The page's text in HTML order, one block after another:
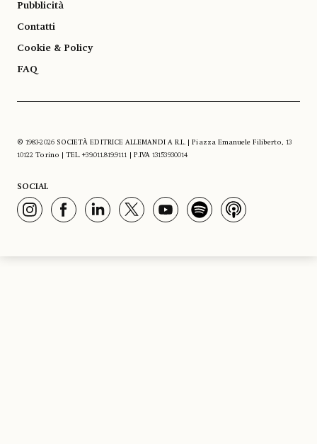
Pubblicità
Contatti
Cookie & Policy
FAQ
© 1983-2026 SOCIETÀ EDITRICE ALLEMANDI A R.L. | Piazza Emanuele Filiberto, 13
10122 Torino | TEL. +39.011.819.9111 | P.IVA 13153930014
SOCIAL